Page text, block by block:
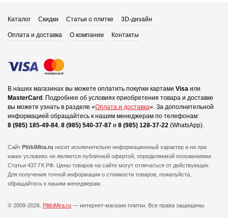
Каталог Скидки Статьи о плитке 3D-дизайн
Оплата и доставка О компании Контакты
В наших магазинах вы можете оплатить покупки картами Visa или
MasterCard . Подробнее об условиях приобретения товара и доставке
вы можете узнать в разделе «Оплата и доставка». За дополнительной
информацией обращайтесь к нашим менеджерам по телефонам:
8 (985) 185-49-84, 8 (985) 540-37-87 и 8 (985) 128-37-22 (WhatsApp).
Сайт PlitkiMira.ru носит исключительно информационный характер и ни при
каких условиях не является публичной офертой, определяемой положениями
Статьи 437 ГК РФ. Цены товаров на сайте могут отличаться от действующих.
Для получения точной информации о стоимости товаров, пожалуйста,
обращайтесь к нашим менеджерам.
© 2009-2026. PlitkiMira.ru — интернет-магазин плитки. Все права защищены.